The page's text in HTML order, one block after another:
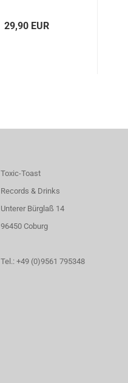
29,90 EUR
Toxic-Toast
Records & Drinks
Unterer Bürglaß 14
96450 Coburg
Tel.: +49 (0)9561 795348